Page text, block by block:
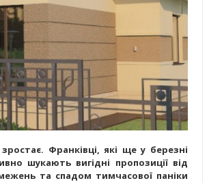
Франківці, які ще у березні
шукають вигідні пропозиції від
та спадом тимчасової паніки